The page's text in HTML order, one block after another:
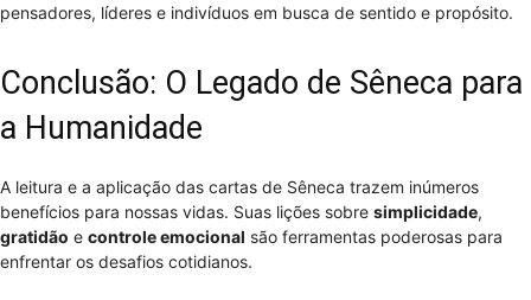
pensadores, líderes e indivíduos em busca de sentido e propósito.
Conclusão: O Legado de Sêneca para
a Humanidade
A leitura e a aplicação das cartas de Sêneca trazem inúmeros
benefícios para nossas vidas. Suas lições sobre simplicidade,
gratidão e controle emocional são ferramentas poderosas para
enfrentar os desafios cotidianos.